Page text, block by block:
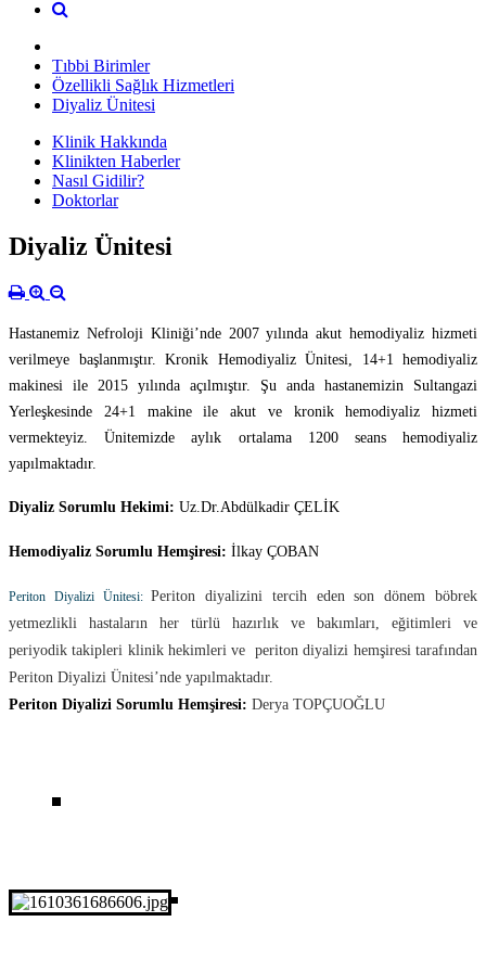
Tıbbi Birimler
Özellikli Sağlık Hizmetleri
Diyaliz Ünitesi
Klinik Hakkında
Klinikten Haberler
Nasıl Gidilir?
Doktorlar
Diyaliz Ünitesi
Hastanemiz Nefroloji Kliniği’nde 2007 yılında akut hemodiyaliz hizmeti
verilmeye başlanmıştır. Kronik Hemodiyaliz Ünitesi, 14+1 hemodiyaliz
makinesi ile 2015 yılında açılmıştır. Şu anda hastanemizin Sultangazi
Yerleşkesinde 24+1 makine ile akut ve kronik hemodiyaliz hizmeti
vermekteyiz. Ünitemizde aylık ortalama 1200 seans hemodiyaliz
yapılmaktadır.
Diyaliz Sorumlu Hekimi: Uz.Dr.Abdülkadir ÇELİK
Hemodiyaliz Sorumlu Hemşiresi: İlkay ÇOBAN
Periton Diyalizi Ünitesi:Periton diyalizini tercih eden son dönem böbrek
yetmezlikli hastaların her türlü hazırlık ve bakımları, eğitimleri ve
periyodik takipleri klinik hekimleri ve periton diyalizi hemşiresi tarafından
Periton Diyalizi Ünitesi’nde yapılmaktadır.
Periton Diyalizi Sorumlu Hemşiresi: Derya TOPÇUOĞLU